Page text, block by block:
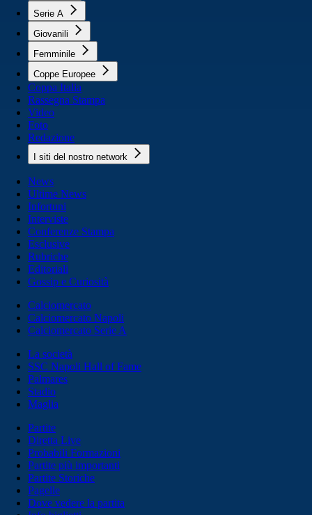
Serie A
Giovanili
Femminile
Coppe Europee
Coppa Italia
Rassegna Stampa
Video
Foto
Redazione
I siti del nostro network
News
Ultime News
Infortuni
Interviste
Conferenze Stampa
Esclusive
Rubriche
Editoriali
Gossip e Curiosità
Calciomercato
Calciomercato Napoli
Calciomercato Serie A
La società
SSC Napoli Hall of Fame
Palmares
Stadio
Maglia
Partite
Diretta Live
Probabili Formazioni
Partite più importanti
Partite Storiche
Pagelle
Dove vedere la partita